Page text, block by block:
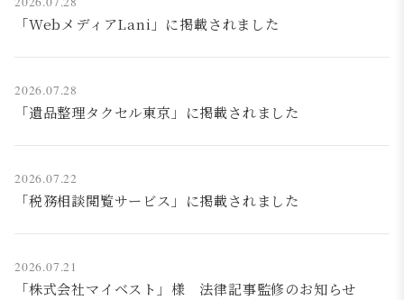
「WebメディアLani」に掲載されました
2026.07.28
「遺品整理タクセル東京」に掲載されました
2026.07.22
「税務相談閲覧サービス」に掲載されました
2026.07.21
「株式会社マイベスト」様 法律記事監修のお知らせ